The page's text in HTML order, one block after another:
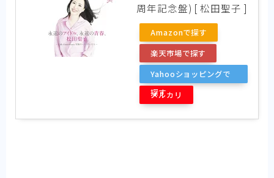
周年記念盤) [ 松田聖子 ]
Amazonで探す
楽天市場で探す
Yahooショッピングで
探す
メルカリ